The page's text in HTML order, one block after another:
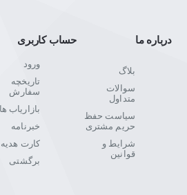
درباره ما
بلاگ
سوالات
متداول
سیاست حفظ
حریم مشتری
شرایط و
قوانین
حساب کاربری
ورود
تاریخچه
سفارش
بازاریاب ها
خبرنامه
کارت هدیه
برگشتی